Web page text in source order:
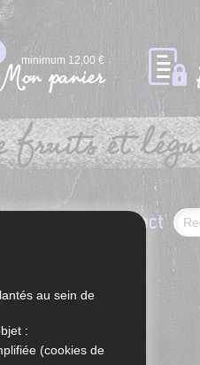
minimum 12,00 €
panier
fruits et
Contact
au sein de
:
(cookies de